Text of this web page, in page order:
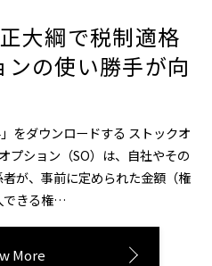
大綱で税制適格
の使い勝手が向
をダウンロードする ストックオ
プション（SO）は、自社やその
が、事前に定められた金額（権
できる権…
More